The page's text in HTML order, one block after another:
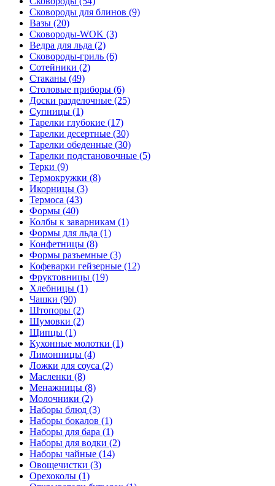
Сковороды для блинов (9)
Вазы (20)
Сковороды-WOK (3)
Ведра для льда (2)
Сковороды-гриль (6)
Сотейники (2)
Стаканы (49)
Столовые приборы (6)
Доски разделочные (25)
Супницы (1)
Тарелки глубокие (17)
Тарелки десертные (30)
Тарелки обеденные (30)
Тарелки подстановочные (5)
Терки (9)
Термокружки (8)
Икорницы (3)
Термоса (43)
Формы (40)
Колбы к заварникам (1)
Формы для льда (1)
Конфетницы (8)
Формы разъемные (3)
Кофеварки гейзерные (12)
Фруктовницы (19)
Хлебницы (1)
Чашки (90)
Штопоры (2)
Шумовки (2)
Щипцы (1)
Кухонные молотки (1)
Лимонницы (4)
Ложки для соуса (2)
Масленки (8)
Менажницы (8)
Молочники (2)
Наборы блюд (3)
Наборы бокалов (1)
Наборы для бара (1)
Наборы для водки (2)
Наборы чайные (14)
Овощечистки (3)
Орехоколы (1)